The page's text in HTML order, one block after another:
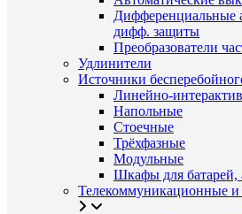
Дифференциальные
дифф. защиты
Преобразователи
Удлинители
Источники
Линейно-
Напольные
Стоечные
Трёхфазные
Модульные
Шкафы для батарей,
Телекоммуникационные